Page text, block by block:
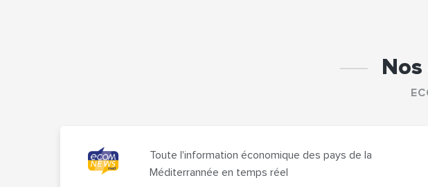
Toute l'information économique des pays de la
Méditerrannée en temps réel